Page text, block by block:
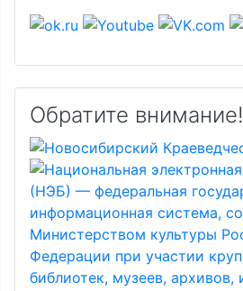
Обратите внимание!